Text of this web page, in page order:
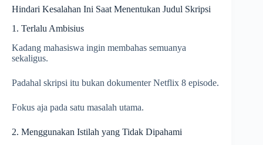
Hindari Kesalahan Ini Saat Menentukan Judul Skripsi
1. Terlalu Ambisius
Kadang mahasiswa ingin membahas semuanya
sekaligus.
Padahal skripsi itu bukan dokumenter Netflix 8 episode.
Fokus aja pada satu masalah utama.
2. Menggunakan Istilah yang Tidak Dipahami